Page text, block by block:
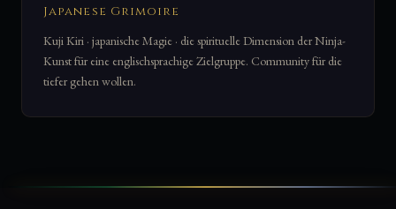
Japanese Grimoire
Kuji Kiri · japanische Magie · die spirituelle Dimension der Ninja-
Kunst für eine englischsprachige Zielgruppe. Community für die
tiefer gehen wollen.